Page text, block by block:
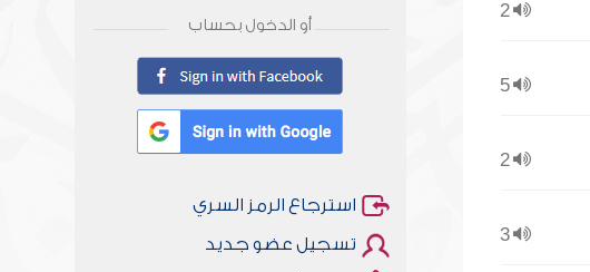
2
5
2
3
أو الدخول بحساب
استرجاع الرمز السري
تسجيل عضو جديد